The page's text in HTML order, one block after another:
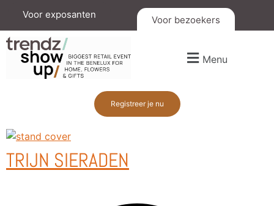
Voor exposanten Voor bezoekers
Menu
Registreer je nu
TRIJN SIERADEN